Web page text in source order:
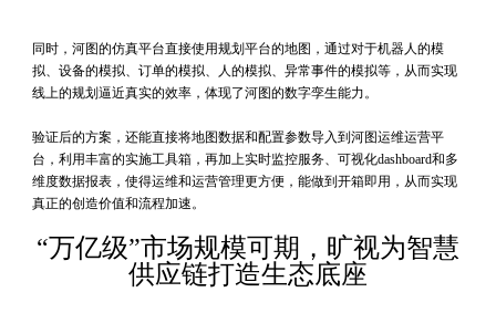
同时，河图的仿真平台直接使用规划平台的地图，通过对于机器人的模
拟、设备的模拟、订单的模拟、人的模拟、异常事件的模拟等，从而实现
线上的规划逼近真实的效率，体现了河图的数字孪生能力。
验证后的方案，还能直接将地图数据和配置参数导入到河图运维运营平
台，利用丰富的实施工具箱，再加上实时监控服务、可视化dashboard和多
维度数据报表，使得运维和运营管理更方便，能做到开箱即用，从而实现
真正的创造价值和流程加速。
“万亿级”市场规模可期，旷视为智慧
供应链打造生态底座